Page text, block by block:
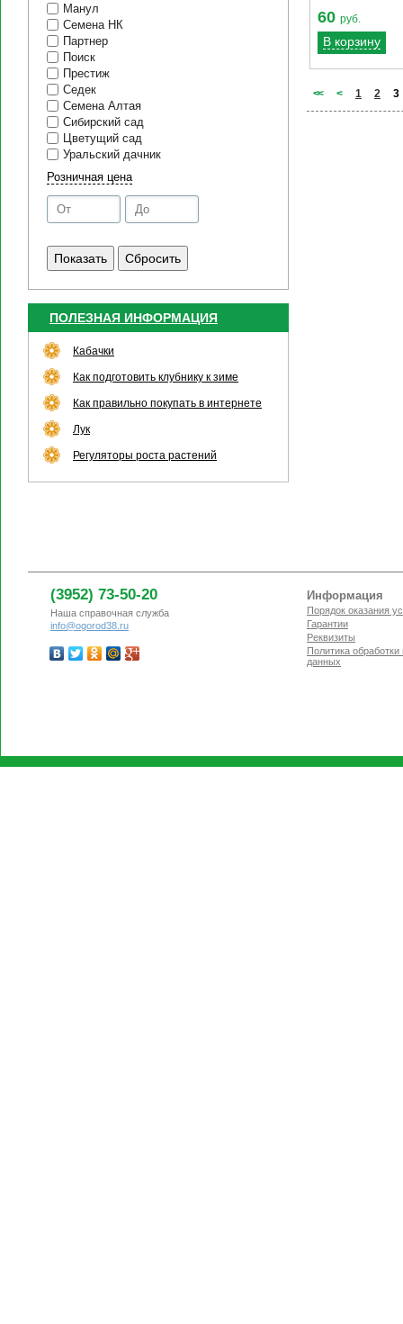
Манул
Семена НК
Партнер
Поиск
Престиж
Седек
Семена Алтая
Сибирский сад
Цветущий сад
Уральский дачник
Розничная цена
ПОЛЕЗНАЯ ИНФОРМАЦИЯ
Кабачки
Как подготовить клубнику к зиме
Как правильно покупать в интернете
Лук
Регуляторы роста растений
60 руб.
В корзину
<< < 1 2 3
(3952) 73-50-20
Наша справочная служба
info@ogorod38.ru
Информация
Порядок оказания
Гарантии
Реквизиты
Политика
данных